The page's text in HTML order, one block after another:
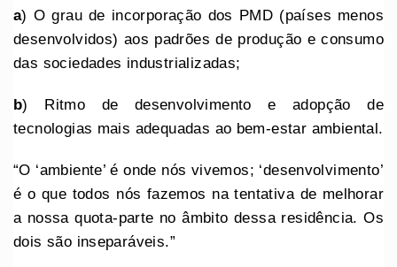
a) O grau de incorporação dos PMD (países menos
desenvolvidos) aos padrões de produção e consumo
das sociedades industrializadas;
b) Ritmo de desenvolvimento e adopção de
tecnologias mais adequadas ao bem-estar ambiental.
“O ‘ambiente’ é onde nós vivemos; ‘desenvolvimento’
é o que todos nós fazemos na tentativa de melhorar
a nossa quota-parte no âmbito dessa residência. Os
dois são inseparáveis.”